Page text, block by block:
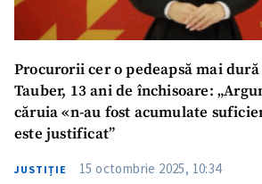
Procurorii cer o pedeapsă mai
Tauber, 13 ani de închisoare:
căruia «n-au fost acumulate
este justificat”
JUSTIȚIE 15 octombrie 2025, 10:34